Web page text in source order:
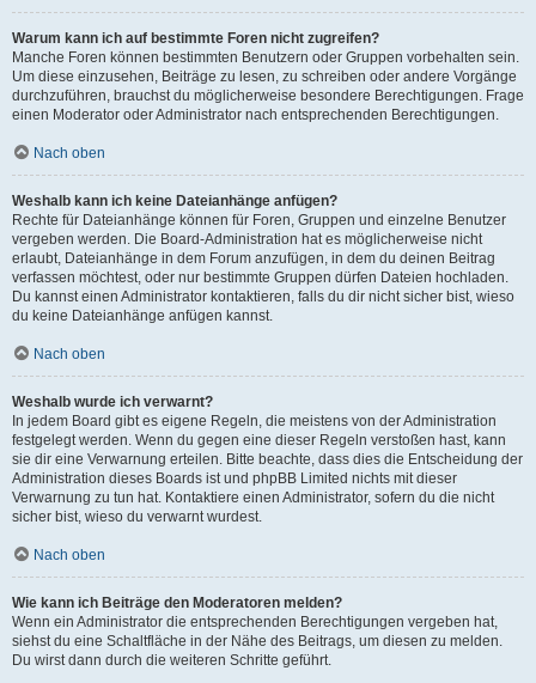
Warum kann ich auf bestimmte Foren nicht zugreifen?
Manche Foren können bestimmten Benutzern oder Gruppen vorbehalten sein.
Um diese einzusehen, Beiträge zu lesen, zu schreiben oder andere Vorgänge
durchzuführen, brauchst du möglicherweise besondere Berechtigungen. Frage
einen Moderator oder Administrator nach entsprechenden Berechtigungen.
Nach oben
Weshalb kann ich keine Dateianhänge anfügen?
Rechte für Dateianhänge können für Foren, Gruppen und einzelne Benutzer
vergeben werden. Die Board-Administration hat es möglicherweise nicht
erlaubt, Dateianhänge in dem Forum anzufügen, in dem du deinen Beitrag
verfassen möchtest, oder nur bestimmte Gruppen dürfen Dateien hochladen.
Du kannst einen Administrator kontaktieren, falls du dir nicht sicher bist, wieso
du keine Dateianhänge anfügen kannst.
Nach oben
Weshalb wurde ich verwarnt?
In jedem Board gibt es eigene Regeln, die meistens von der Administration
festgelegt werden. Wenn du gegen eine dieser Regeln verstoßen hast, kann
sie dir eine Verwarnung erteilen. Bitte beachte, dass dies die Entscheidung der
Administration dieses Boards ist und phpBB Limited nichts mit dieser
Verwarnung zu tun hat. Kontaktiere einen Administrator, sofern du die nicht
sicher bist, wieso du verwarnt wurdest.
Nach oben
Wie kann ich Beiträge den Moderatoren melden?
Wenn ein Administrator die entsprechenden Berechtigungen vergeben hat,
siehst du eine Schaltfläche in der Nähe des Beitrags, um diesen zu melden.
Du wirst dann durch die weiteren Schritte geführt.